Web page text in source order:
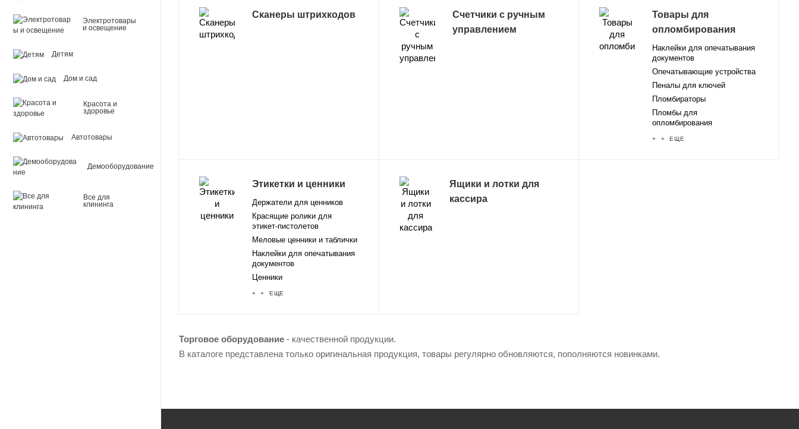
Электротовары
и освещение
Детям
Дом и сад
Красота и
здоровье
Автотовары
Демооборудование
Все для
клининга
Сканеры штрихкодов
Счетчики с ручным
управлением
Товары для
опломбирования
Наклейки для опечатывания
документов
Опечатывающие устройства
Пеналы для ключей
Пломбираторы
Пломбы для
опломбирования
+ + ЕЩЕ
Этикетки и ценники
Держатели для ценников
Красящие ролики для
этикет-пистолетов
Меловые ценники и таблички
Наклейки для опечатывания
документов
Ценники
+ + ЕЩЕ
Ящики и лотки для
кассира
Торговое оборудование - качественной продукции.
В каталоге представлена только оригинальная продукция, товары регулярно обновляются, пополняются новинками.